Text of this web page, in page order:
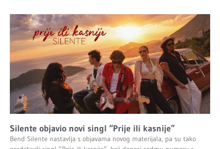
Silente objavio novi singl “Prije ili kasnije”
Bend Silente nastavlja s objavama novog materijala, pa su tako